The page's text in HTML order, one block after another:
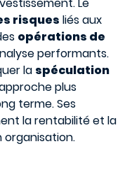
risques liés aux
opérations de
performants.
la spéculation
plus
terme. Ses
la rentabilité et la